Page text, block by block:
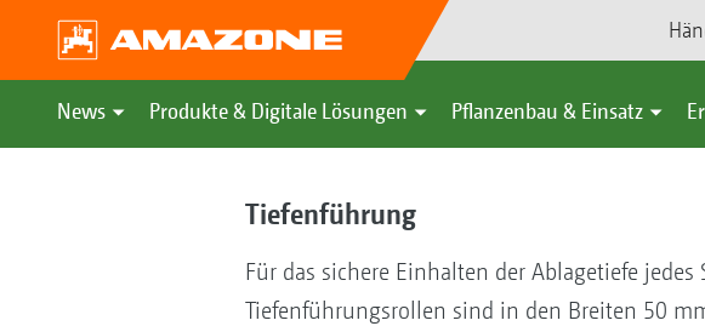
News Produkte & Digitale Lösungen Pflanzenbau & Einsatz
Tiefenführung
Für das sichere Einhalten der Ablagetiefe
Tiefenführungsrollen sind in den Breiten 50